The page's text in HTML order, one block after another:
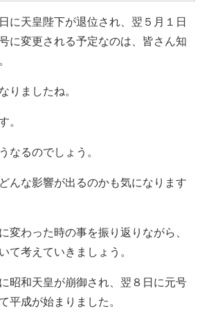
に天皇陛下が退位され、翌５月１日
に変更される予定なのは、皆さん知
りましたね。
。
なるのでしょう。
んな影響が出るのかも気になります
変わった時の事を振り返りながら、
て考えていきましょう。
昭和天皇が崩御され、翌８日に元号
平成が始まりました。